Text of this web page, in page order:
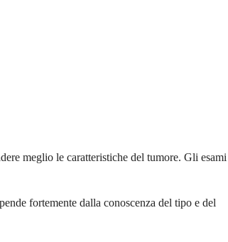
meglio le caratteristiche del tumore. Gli esami
fortemente dalla conoscenza del tipo e del